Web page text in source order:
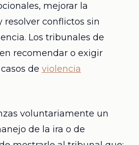
mejorar la
resolver conflictos sin
Los tribunales de
recomendar o exigir
de violencia
voluntariamente un
de la ira o de